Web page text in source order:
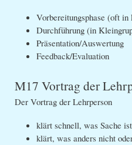
Vorbereitungsphase (oft
Durchführung (in
Präsentation/Auswertung
Feedback/Evaluation
M17 Vortrag der
Der Vortrag der Lehrperson
klärt schnell, was Sache
klärt, was anders nicht